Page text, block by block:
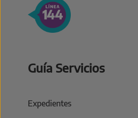
Guía Servicios
Expedientes